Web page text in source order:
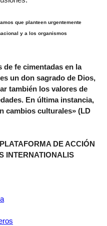
que planteen urgentemente
y a los organismos
de fe cimentadas en la
un don sagrado de Dios,
también los valores de
En última instancia,
cambios culturales» (LD
DE ACCIÓN
INTERNATIONALIS